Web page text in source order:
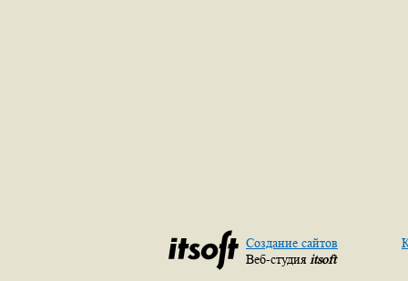
Создание сайтов
Веб-студия itsoft